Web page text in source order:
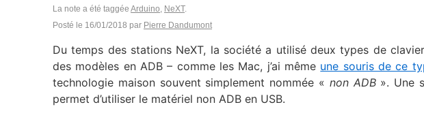
La note a été taggée Arduino, NeXT.
Posté le 16/01/2018 par Pierre Dandumont
Du temps des stations NeXT, la société a utilisé deux types de
des modèles en ADB – comme les Mac, j’ai même une souris de ce
technologie maison souvent simplement nommée « non ADB». Une
permet d’utiliser le matériel non ADB en USB.